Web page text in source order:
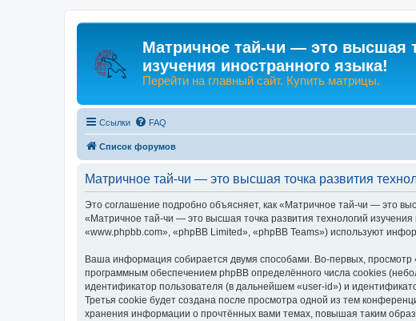
Матричное тай-чи — это высшая
изучения иностранного языка!
Перейти на главный сайт. Купить матрицы.
Ссылки FAQ
Список форумов
Матричное тай-чи — это высшая точка развития
Это соглашение подробно объясняет, как «Матричное тай-чи — это
«Матричное тай-чи — это высшая точка развития технологий
«www.phpbb.com», «phpBB Limited», «phpBB Teams») используют
Ваша информация собирается двумя способами. Во-первых, просмотр
программным обеспечением phpBB определённого числа cookies
идентификатор пользователя (в дальнейшем «user-id») и
Третья cookie будет создана после просмотра одной из тем
хранения информации о прочтённых вами темах, повышая таким